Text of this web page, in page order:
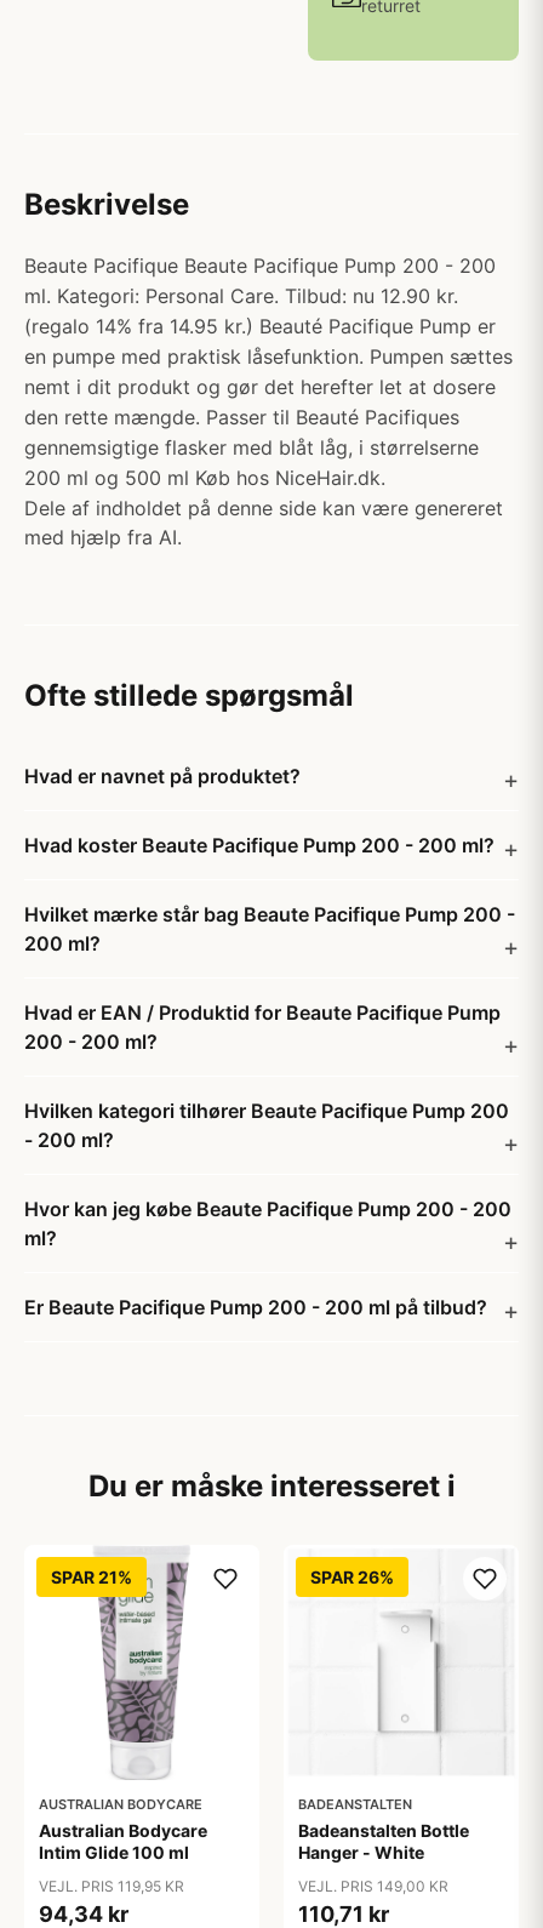
returret
Beskrivelse
Beaute Pacifique Beaute Pacifique Pump 200 - 200
ml. Kategori: Personal Care. Tilbud: nu 12.90 kr.
(regalo 14% fra 14.95 kr.) Beauté Pacifique Pump er
en pumpe med praktisk låsefunktion. Pumpen sættes
nemt i dit produkt og gør det herefter let at dosere
den rette mængde. Passer til Beauté Pacifiques
gennemsigtige flasker med blåt låg, i størrelserne
200 ml og 500 ml Køb hos NiceHair.dk.
Dele af indholdet på denne side kan være genereret
med hjælp fra AI.
Ofte stillede spørgsmål
Hvad er navnet på produktet?
Hvad koster Beaute Pacifique Pump 200 - 200 ml?
Hvilket mærke står bag Beaute Pacifique Pump 200 -
200 ml?
Hvad er EAN / Produktid for Beaute Pacifique Pump
200 - 200 ml?
Hvilken kategori tilhører Beaute Pacifique Pump 200
- 200 ml?
Hvor kan jeg købe Beaute Pacifique Pump 200 - 200
ml?
Er Beaute Pacifique Pump 200 - 200 ml på tilbud?
Du er måske interesseret i
SPAR 21%
AUSTRALIAN BODYCARE
Australian Bodycare
Intim Glide 100 ml
VEJL. PRIS 119,95 KR
94,34 kr
SPAR 26%
BADEANSTALTEN
Badeanstalten Bottle
Hanger - White
VEJL. PRIS 149,00 KR
110,71 kr